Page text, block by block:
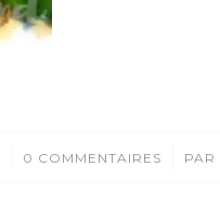
0 COMMENTAIRES
/ PAR